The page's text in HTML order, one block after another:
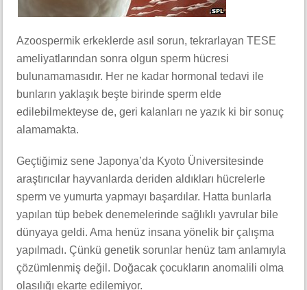
Azoospermik erkeklerde asıl sorun, tekrarlayan TESE
ameliyatlarından sonra olgun sperm hücresi
bulunamamasıdır. Her ne kadar hormonal tedavi ile
bunların yaklaşık beşte birinde sperm elde
edilebilmekteyse de, geri kalanları ne yazık ki bir sonuç
alamamakta.
Geçtiğimiz sene Japonya’da Kyoto Üniversitesinde
araştırıcılar hayvanlarda deriden aldıkları hücrelerle
sperm ve yumurta yapmayı başardılar. Hatta bunlarla
yapılan tüp bebek denemelerinde sağlıklı yavrular bile
dünyaya geldi. Ama henüz insana yönelik bir çalışma
yapılmadı. Çünkü genetik sorunlar henüz tam anlamıyla
çözümlenmiş değil. Doğacak çocukların anomalili olma
olasılığı ekarte edilemiyor.